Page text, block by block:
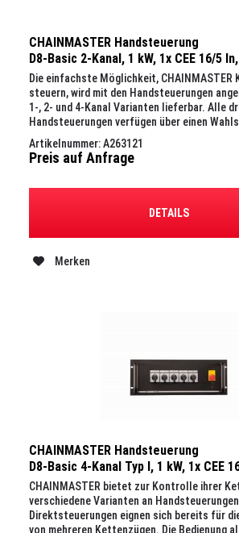
CHAINMASTER Handsteuerung
D8-Basic 2-Kanal, 1 kW, 1x CEE 16/5
Die einfachste Möglichkeit, CHAINMASTER
steuern, wird mit den Handsteuerungen
1-, 2- und 4-Kanal Varianten lieferbar. Alle
Handsteuerungen verfügen über einen
Kettenzug, einen...
Artikelnummer: A263121
Preis auf Anfrage
DETAILS
Merken
CHAINMASTER Handsteuerung
D8-Basic 4-Kanal Typ I, 1 kW, 1x CEE
16/4, Out, 19", 4 HE
CHAINMASTER bietet zur Kontrolle ihrer
verschiedene Varianten an
Direktsteuerungen eignen sich bereits für
von mehreren Kettenzügen. Die Bedienung